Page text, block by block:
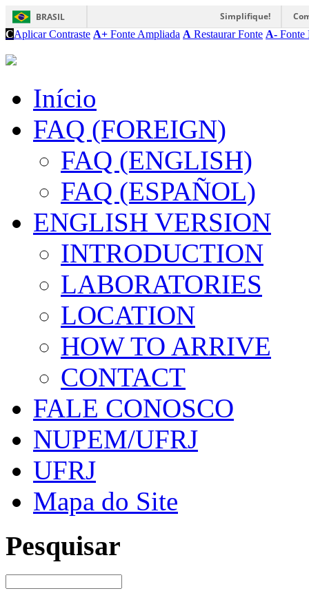
BRASIL Simplifique!
CAplicar Contraste A+ Fonte Ampliada A Restaurar Fonte A- Fonte
Início
FAQ (FOREIGN)
FAQ (ENGLISH)
FAQ (ESPAÑOL)
ENGLISH VERSION
INTRODUCTION
LABORATORIES
LOCATION
HOW TO ARRIVE
CONTACT
FALE CONOSCO
NUPEM/UFRJ
UFRJ
Mapa do Site
Pesquisar